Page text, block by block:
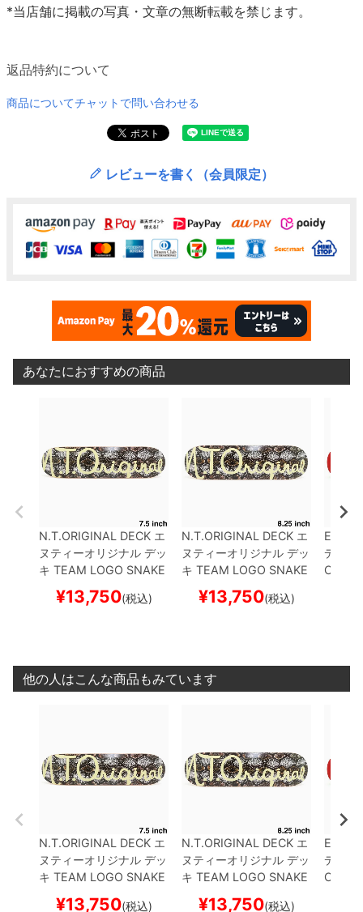
*当店舗に掲載の写真・文章の無断転載を禁じます。
返品特約について
商品についてチャットで問い合わせる
レビューを書く（会員限定）
あなたにおすすめの商品
N.T.ORIGINAL DECK エ
ヌティーオリジナル デッ
キ TEAM LOGO SNAKE
スケートボード スケ
ボー¥13,750(税込)
N.T.ORIGINAL DECK エ
ヌティーオリジナル デッ
キ TEAM LOGO SNAKE
8.25スケートボード ス
ケボー
¥13,750(税込)
デッキ
O
他の人はこんな商品もみています
N.T.ORIGINAL DECK エ
ヌティーオリジナル デッ
キ TEAM LOGO SNAKE
¥13,750(税込)
N.T.ORIGINAL DECK エ
ヌティーオリジナル デッ
キ TEAM LOGO SNAKE
¥13,750(税込)
デッキ
O